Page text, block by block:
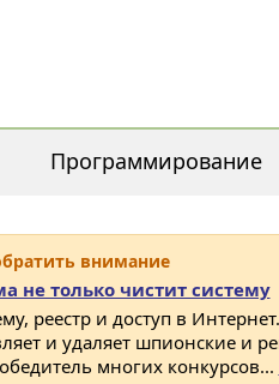
Программирование
внимание
не только чистит систему
реестр и доступ в
и удаляет шпионские и
многих конкурсов...